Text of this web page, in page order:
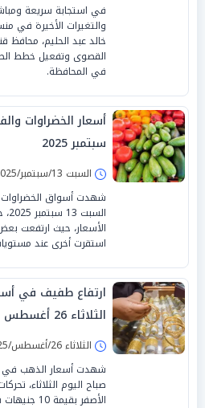
في استجابة سريعة
والتغيرات الأخيرة في
خالد عبد الحليم، محافظ
القصوى وتفعيل خطط
في المحافظة.
سبتمبر 2025
السبت 13/سبتمبر/2025 - 08:30 ص
شهدت أسواق
الأسعار، حيث ارتفعت
استقرت أخرى عند
ارتفاع طفيف في
الثلاثاء 26 أغسطس 2025
الثلاثاء 26/أغسطس/2025 - 08:00 ص
شهدت أسعار الذهب في
صباح اليوم الثلاثاء،
الأصفر